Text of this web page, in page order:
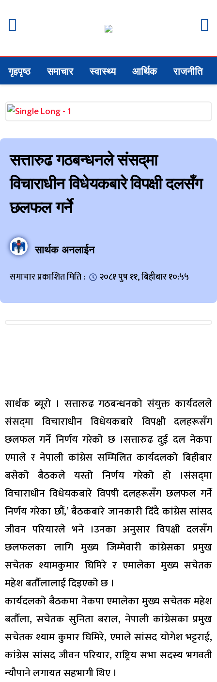
गृहपृष्ठ समाचार स्वास्थ्य आर्थिक राजनीति
सत्तारुढ गठबन्धनले संसद्‌मा
विचाराधीन विधेयकबारे विपक्षी दलसँग
छलफल गर्ने
सार्थक अनलाईन
समाचार प्रकाशित मिति : २०८१ पुष ११, बिहीबार १०:५५
सार्थक ब्यूरो । सत्तारुढ गठबन्धनको संयुक्त कार्यदलले
संसद्‌मा विचाराधीन विधेयकबारे विपक्षी दलहरूसँग
छलफल गर्ने निर्णय गरेको छ ।सत्तारुढ दुई दल नेकपा
एमाले र नेपाली कांग्रेस सम्मिलित कार्यदलको बिहीबार
बसेको बैठकले यस्तो निर्णय गरेको हो ।संसद्‌मा
विचाराधीन विधेयकबारे विपषी दलहरूसँग छलफल गर्ने
निर्णय गरेका छौं,’ बैठकबारे जानकारी दिँदै कांग्रेस सांसद
जीवन परियारले भने ।उनका अनुसार विपक्षी दलसँग
छलफलका लागि मुख्य जिम्मेवारी कांग्रेसका प्रमुख
सचेतक श्यामकुमार घिमिरे र एमालेका मुख्य सचेतक
महेश बर्तौलालाई दिइएको छ ।
कार्यदलको बैठकमा नेकपा एमालेका मुख्य सचेतक महेश
बर्तौला, सचेतक सुनिता बराल, नेपाली कांग्रेसका प्रमुख
सचेतक श्याम कुमार घिमिरे, एमाले सांसद योगेश भट्टराई,
कांग्रेस सांसद जीवन परियार, राष्ट्रिय सभा सदस्य भगवती
न्यौपाने लगायत सहभागी थिए ।